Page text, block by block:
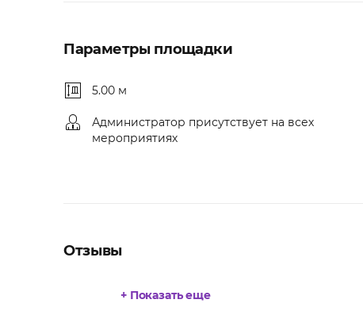
Параметры площадки
5.00 м
Администратор присутствует на всех
мероприятиях
Отзывы
+ Показать еще